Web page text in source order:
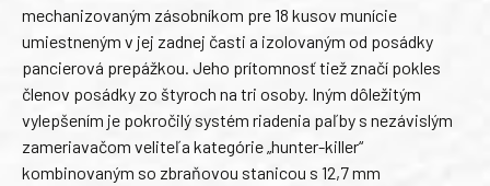
mechanizovaným zásobníkom pre 18 kusov munície
umiestneným v jej zadnej časti a izolovaným od posádky
pancierová prepážkou. Jeho prítomnosť tiež značí pokles
členov posádky zo štyroch na tri osoby. Iným dôležitým
vylepšením je pokročilý systém riadenia paľby s nezávislým
zameriavačom veliteľa kategórie „hunter-killer“
kombinovaným so zbraňovou stanicou s 12,7 mm